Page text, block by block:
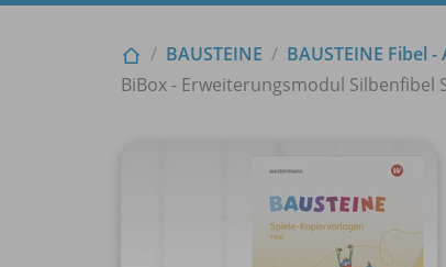
BAUSTEINE
BAUSTEINE Fibel -
BiBox - Erweiterungsmodul Silbenfibel